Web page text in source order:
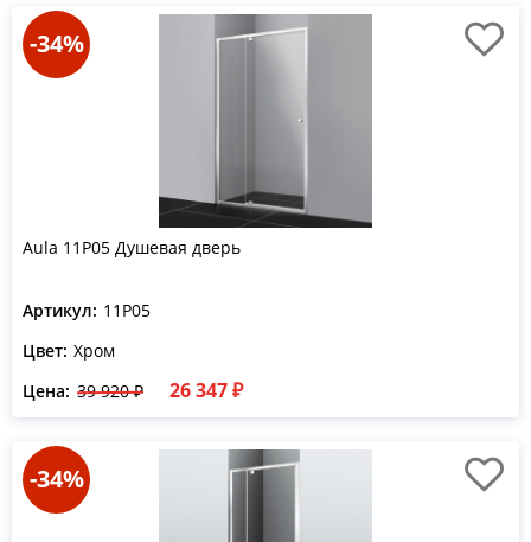
-34%
Aula 11P05 Душевая дверь
Артикул: 11P05
Цвет: Хром
Цена: 39 920 ₽ 26 347 ₽
-34%